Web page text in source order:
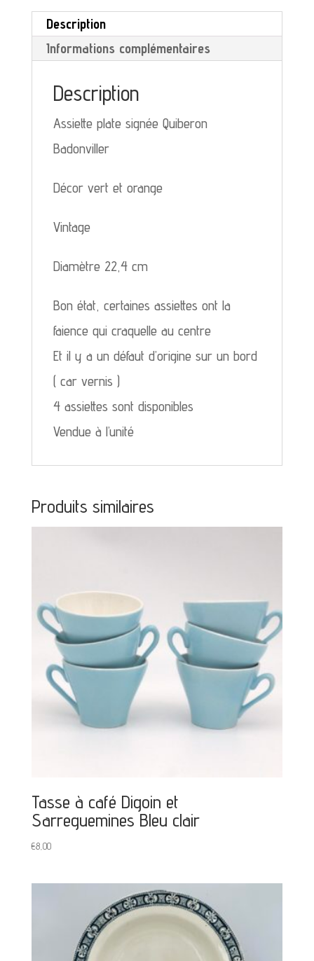
décor
vert
orange
Description
Informations complémentaires
Description
Assiette plate signée Quiberon
Badonviller
Décor vert et orange
Vintage
Diamètre 22,4 cm
Bon état, certaines assiettes ont la
faience qui craquelle au centre
Et il y a un défaut d’origine sur un bord
( car vernis )
4 assiettes sont disponibles
Vendue à l’unité
Produits similaires
Tasse à café Digoin et
Sarreguemines Bleu clair
€8,00